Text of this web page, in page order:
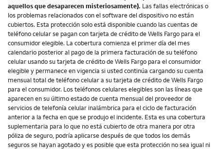
aquellos que desaparecen misteriosamente). Las fallas electrónicas o
los problemas relacionados con el software del dispositivo no están
cubiertos. Esta protección solo está disponible cuando las cuentas de
teléfono celular se pagan con tarjeta de crédito de Wells Fargo para el
consumidor elegible. La cobertura comienza el primer día del mes
calendario posterior al pago de la primera facturación de su teléfono
celular usando su tarjeta de crédito de Wells Fargo para el consumidor
elegible y permanece en vigencia si usted continúa cargando su cuenta
mensual total de teléfono celular a su tarjeta de crédito de Wells Fargo
para el consumidor. Los teléfonos celulares elegibles son las líneas que
aparecen en su último estado de cuenta mensual del proveedor de
servicios de telefonía celular inalámbrica para el ciclo de facturación
anterior a la fecha en que se produjo el incidente. Esta es una cobertura
suplementaria para lo que no está cubierto de otra manera por otra
póliza de seguro, podría aplicarse después de que todos los demás
seguros se hayan agotado y es posible que esta protección no sea igual ni